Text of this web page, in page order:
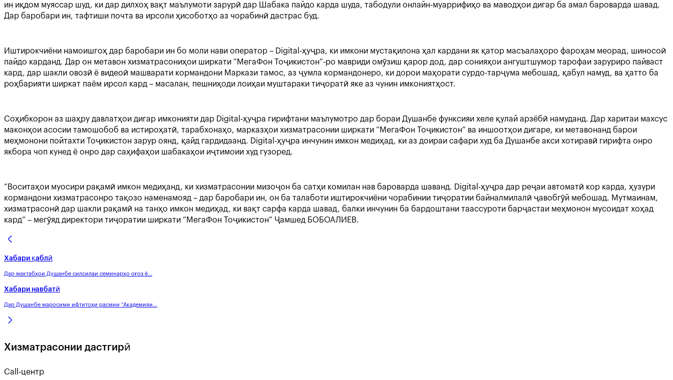
ин иқдом муяссар шуд, ки дар дилхоҳ вақт маълумоти зарурӣ дар Шабака пайдо карда шуда, табодули онлайн-муаррифиҳо ва маводҳои дигар ба амал бароварда шавад.
Дар баробари ин, тафтиши почта ва ирсоли ҳисоботҳо аз чорабинӣ дастрас буд.
Иштирокчиёни намоишгоҳ дар баробари ин бо моли нави оператор – Digital-ҳуҷра, ки имкони мустақилона ҳал кардани як қатор масъалаҳоро фароҳам меорад, шиносоӣ
пайдо карданд. Дар он метавон хизматрасониҳои ширкати “МегаФон Тоҷикистон”-ро мавриди омӯзиш қарор дод, дар сонияҳои ангуштшумор тарофаи заруриро пайваст
кард, дар шакли овозӣ ё видеоӣ машварати кормандони Маркази тамос, аз ҷумла кормандонеро, ки дорои маҳорати сурдо-тарҷума мебошад, қабул намуд, ва ҳатто ба
роҳбарияти ширкат паём ирсол кард – масалан, пешниҳоди лоиҳаи муштараки тиҷоратӣ яке аз чунин имкониятҳост.
Соҳибкорон аз шаҳру давлатҳои дигар имконияти дар Digital-ҳуҷра гирифтани маълумотро дар бораи Душанбе функсияи хеле қулай арзёбӣ намуданд. Дар харитаи махсус
маконҳои асосии тамошобоб ва истироҳатӣ, тарабхонаҳо, марказҳои хизматрасонии ширкати “МегаФон Тоҷикистон” ва иншоотҳои дигаре, ки метавонанд барои
меҳмонони пойтахти Тоҷикистон зарур оянд, қайд гардидаанд. Digital-ҳуҷра инчунин имкон медиҳад, ки аз доираи сафари худ ба Душанбе акси хотиравӣ гирифта онро
якбора чоп кунед ё онро дар саҳифаҳои шабакаҳои иҷтимоии худ гузоред.
“Воситаҳои муосири рақамӣ имкон медиҳанд, ки хизматрасонии мизоҷон ба сатҳи комилан нав бароварда шаванд. Digital-ҳуҷра дар реҷаи автоматӣ кор карда, ҳузури
кормандони хизматрасонро тақозо наменамояд – дар баробари ин, он ба талаботи иштирокчиёни чорабинии тиҷоратии байналмилалӣ ҷавобгӯй мебошад. Мутмаинам,
хизматрасонӣ дар шакли рақамӣ на танҳо имкон медиҳад, ки вақт сарфа карда шавад, балки инчунин ба бардоштани таассуроти барҷастаи меҳмонон мусоидат хоҳад
кард” – мегӯяд директори тиҷоратии ширкати “МегаФон Тоҷикистон” Ҷамшед БОБОАЛИЕВ.
Хабари қаблӣ
Дар мактабҳои Душанбе силсилаи семинарҳо оғоз ё...
Хабари навбатӣ
Дар Душанбе маросими ифтитоҳи расмии “Академияи...
Хизматрасонии дастгирӣ
Call-центр